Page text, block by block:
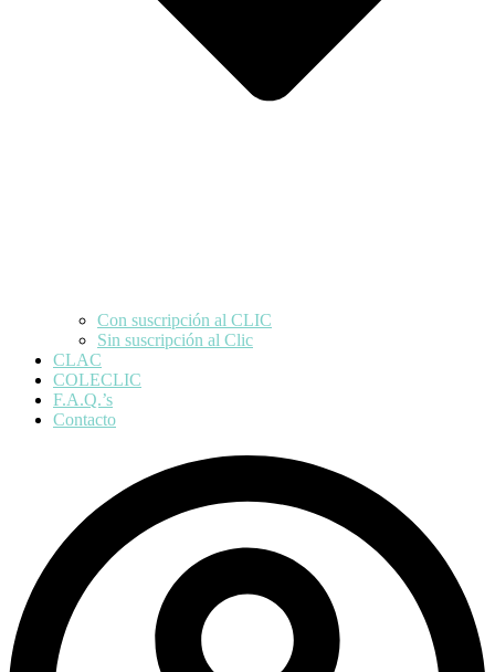
Con suscripción al CLIC
Sin suscripción al Clic
CLAC
COLECLIC
F.A.Q.’s
Contacto